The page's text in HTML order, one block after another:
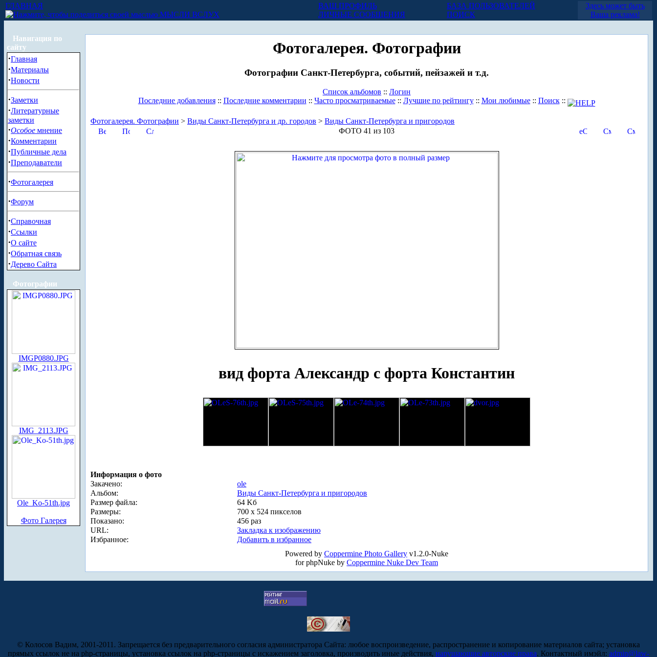
ГЛАВНАЯ
МЫСЛИ ВСЛУХ
ВАШ ПРОФИЛЬ
ЛИЧНЫЕ СООБЩЕНИЯ
БАЗА ПОЛЬЗОВАТЕЛЕЙ
ПОИСК
Здесь может быть
Ваша реклама!
Навигация по
сайту
·Главная
·Материалы
·Новости
·Заметки
·Литературные
заметки
·Особое мнение
·Комментарии
·Публичные дела
·Преподаватели
·Фотогалерея
·Форум
·Справочная
·Ссылки
·О сайте
·Обратная связь
·Дерево Сайта
Фотографии
IMGP0880.JPG
IMG_2113.JPG
Ole_Ko-51th.jpg
Фото Галерея
Фотогалерея. Фотографии
Фотографии Санкт-Петербурга, событий, пейзажей и т.д.
Список альбомов :: Логин
Последние добавления:: Последние комментарии :: Часто просматриваемые:: Лучшие по рейтингу:: Мои любимые:: Поиск::
Фотогалерея. Фотографии > Виды Санкт-Петербурга и др. городов > Виды Санкт-Петербурга и пригородов
ФОТО 41 из 103
вид форта Александр с форта Константин
Информация о фото
Закачено:
ole
Альбом:
Виды Санкт-Петербурга и пригородов
Размер файла:
64 Kб
Размеры:
700 x 524 пикселов
Показано:
456 раз
URL:
Закладка к изображению
Избранное:
Добавить в избранное
Powered by Coppermine Photo Gallery v1.2.0-Nuke
for phpNuke by Coppermine Nuke Dev Team
© Колосов Вадим, 2001-2011. Запрещается без предварительного согласия администратора Сайта: любое воспроизведение, распространение и копирование материалов сайта; установка
прямых ссылок не на php-страницы, установка ссылок на php-страницы с искажением заголовка, производить иные действия, нарушающие авторские права. Контактный имэйл: admin@law-